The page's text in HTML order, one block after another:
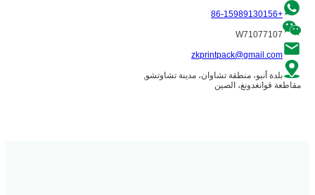
+86-15989130156
W71077107
zkprintpack@gmail.com
بلدة أنبو، منطقة تشاوان، مدينة تشاوتشو,
مقاطعة قوانغدونغ، الصين